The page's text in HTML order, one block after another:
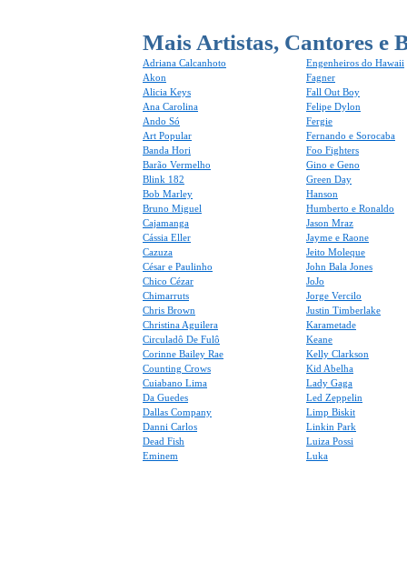
Mais Artistas, Cantores e
Adriana Calcanhoto
Akon
Alicia Keys
Ana Carolina
Ando Só
Art Popular
Banda Hori
Barão Vermelho
Blink 182
Bob Marley
Bruno Miguel
Cajamanga
Cássia Eller
Cazuza
César e Paulinho
Chico Cézar
Chimarruts
Chris Brown
Christina Aguilera
Circuladô De Fulô
Corinne Bailey Rae
Counting Crows
Cuiabano Lima
Da Guedes
Dallas Company
Danni Carlos
Dead Fish
Eminem
Engenheiros do Hawaii
Fagner
Fall Out Boy
Felipe Dylon
Fergie
Fernando e Sorocaba
Foo Fighters
Gino e Geno
Green Day
Hanson
Humberto e Ronaldo
Jason Mraz
Jayme e Raone
Jeito Moleque
John Bala Jones
JoJo
Jorge Vercilo
Justin Timberlake
Karametade
Keane
Kelly Clarkson
Kid Abelha
Lady Gaga
Led Zeppelin
Limp Biskit
Linkin Park
Luiza Possi
Luka